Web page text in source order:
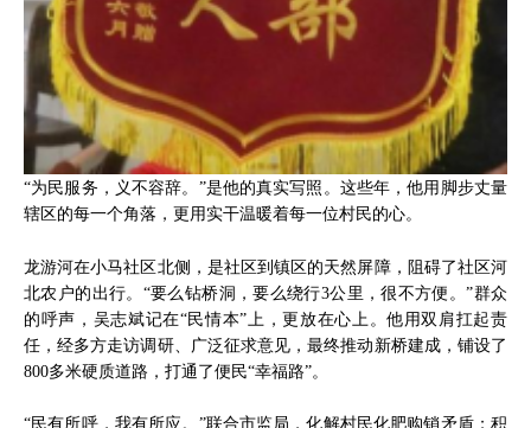
“为民服务，义不容辞。”是他的真实写照。这些年，他用脚步丈量
辖区的每一个角落，更用实干温暖着每一位村民的心。
龙游河在小马社区北侧，是社区到镇区的天然屏障，阻碍了社区河
北农户的出行。“要么钻桥洞，要么绕行3公里，很不方便。”群众
的呼声，吴志斌记在“民情本”上，更放在心上。他用双肩扛起责
任，经多方走访调研、广泛征求意见，最终推动新桥建成，铺设了
800多米硬质道路，打通了便民“幸福路”。
“民有所呼，我有所应。”联合市监局，化解村民化肥购销矛盾；积